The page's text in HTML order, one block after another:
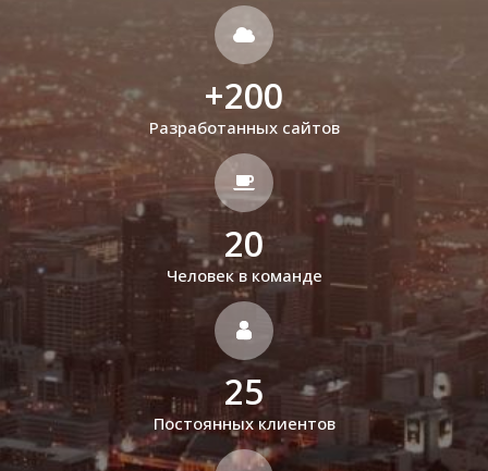
+200
Разработанных сайтов
20
Человек в команде
25
Постоянных клиентов